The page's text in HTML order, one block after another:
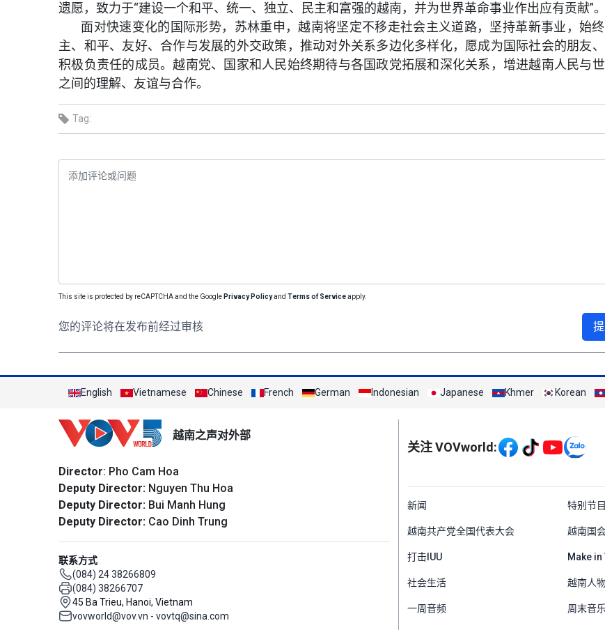
遗愿，致力于“建设一个和平、统一、独立、民主和富强的越南，并为世界革命事业作出应有贡献”。
面对快速变化的国际形势，苏林重申，越南将坚定不移走社会主义道路，坚持革新事业，始
主、和平、友好、合作与发展的外交政策，推动对外关系多边化多样化，愿成为国际社会的朋友
积极负责任的成员。越南党、国家和人民始终期待与各国政党拓展和深化关系，增进越南人民与
之间的理解、友谊与合作。
Tag:
This site is protected by reCAPTCHA and the Google Privacy Policyand Terms of Serviceapply.
您的评论将在发布前经过审核
English Vietnamese Chinese French German Indonesian Japanese Khmer Korean
越南之声对外部
Director: Pho Cam Hoa
Deputy Director: Nguyen Thu Hoa
Deputy Director: Bui Manh Hung
Deputy Director: Cao Dinh Trung
联系方式
(084) 24 38266809
(084) 38266707
45 Ba Trieu, Hanoi, Vietnam
vovworld@vov.vn - vovtq@sina.com
Mạng xã hội
关注 VOVworld:
Menu footer tiếng
新闻 特别节目
越南共产党全国代表大会 越南国
打击IUU Make
社会生活 越南人
一周音频 周末音乐